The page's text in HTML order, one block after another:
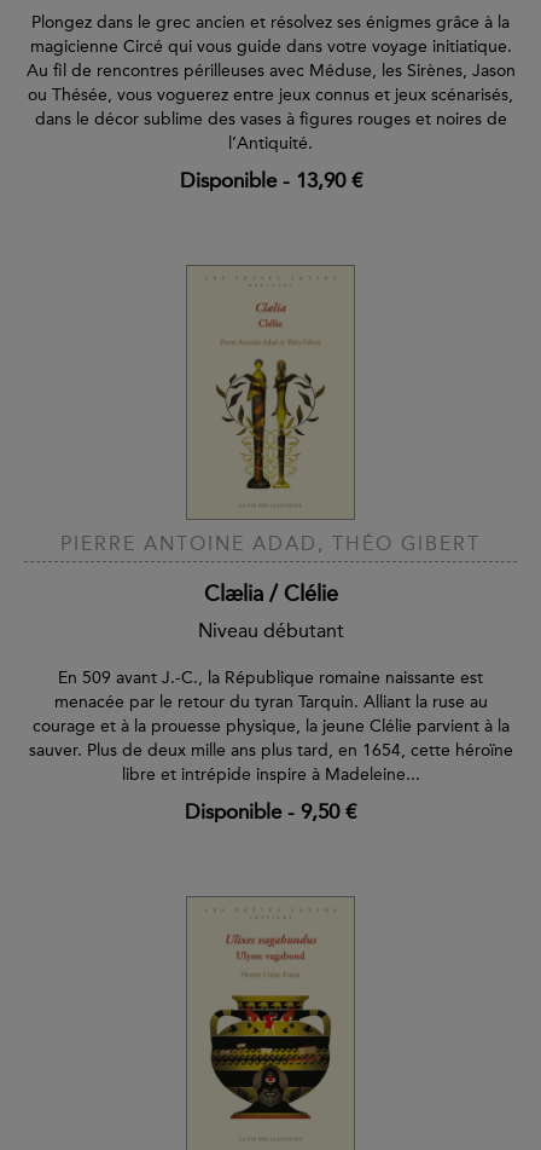
Plongez dans le grec ancien et résolvez ses énigmes grâce à la
magicienne Circé qui vous guide dans votre voyage initiatique.
Au fil de rencontres périlleuses avec Méduse, les Sirènes, Jason
ou Thésée, vous voguerez entre jeux connus et jeux scénarisés,
dans le décor sublime des vases à figures rouges et noires de
l’Antiquité.
Disponible- 13,90 €
PIERRE ANTOINE ADAD, THÉO GIBERT
Clælia / Clélie
Niveau débutant
En 509 avant J.-C., la République romaine naissante est
menacée par le retour du tyran Tarquin. Alliant la ruse au
courage et à la prouesse physique, la jeune Clélie parvient à la
sauver. Plus de deux mille ans plus tard, en 1654, cette héroïne
libre et intrépide inspire à Madeleine...
Disponible- 9,50 €